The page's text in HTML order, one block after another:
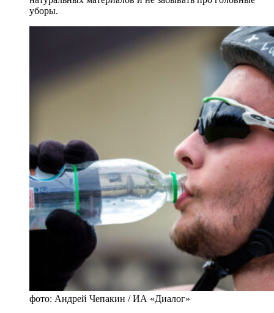
уборы.
фото: Андрей Чепакин / ИА «Диалог»